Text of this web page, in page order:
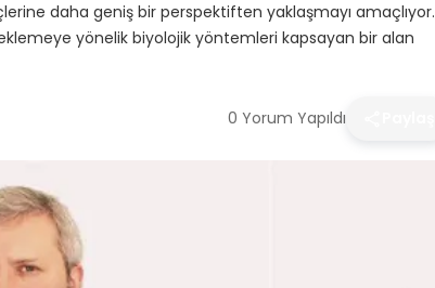
daha geniş bir perspektiften yaklaşmayı amaçlıyor.
yönelik biyolojik yöntemleri kapsayan bir alan
0 Yorum Yapıldı